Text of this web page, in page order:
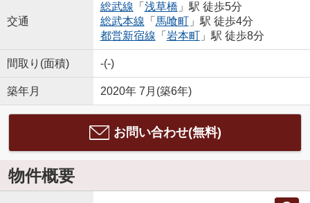
交通
総武線 「 浅草橋 」駅 徒歩5分
総武本線 「 馬喰町」駅 徒歩4分
都営新宿線 「 岩本町」駅 徒歩8分
間取り(面積) -(-)
築年月 2020年 7月(築6年)
お問い合わせ(無料)
物件概要